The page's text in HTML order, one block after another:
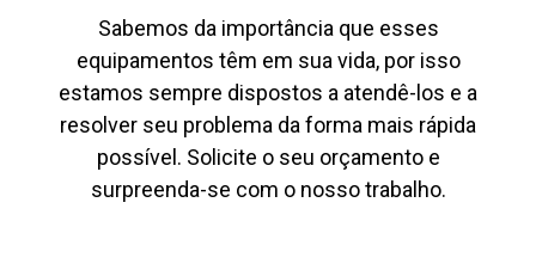
Sabemos da importância que esses
equipamentos têm em sua vida, por isso
estamos sempre dispostos a atendê-los e a
resolver seu problema da forma mais rápida
possível. Solicite o seu orçamento e
surpreenda-se com o nosso trabalho.